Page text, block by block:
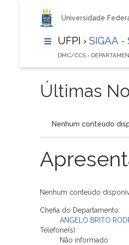
Universidade
UFPI › SIGAA
DMC/CCS ›
Últimas
Nenhum conteúdo
Nenhum conteúdo
Chefia do Departamento:
ANGELO BRITO
Telefone(s):
Não informado